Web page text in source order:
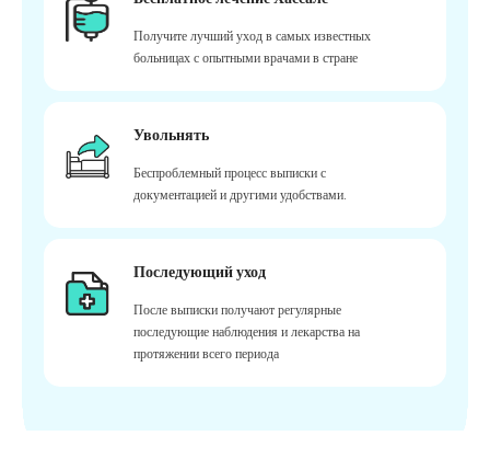
Получите лучший уход в самых известных
больницах с опытными врачами в стране
Увольнять
Беспроблемный процесс выписки с
документацией и другими удобствами.
Последующий уход
После выписки получают регулярные
последующие наблюдения и лекарства на
протяжении всего периода